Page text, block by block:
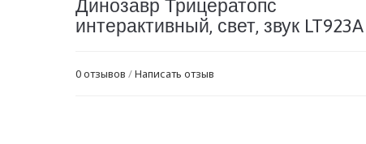
Динозавр Трицератопс
интерактивный, свет, звук LT923A
0 отзывов /Написать отзыв